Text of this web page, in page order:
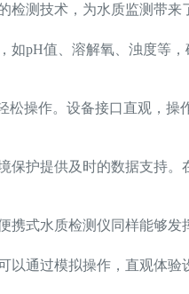
测技术，为水质监测带来
pH值、溶解氧、浊度等
操作。设备接口直观，操
护提供及时的数据支持
式水质检测仪同样能够发
通过模拟操作，直观体